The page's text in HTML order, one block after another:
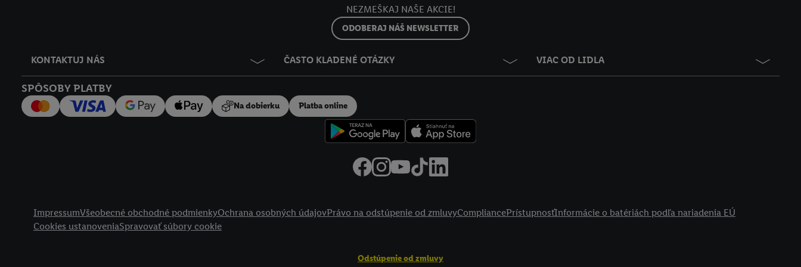
NEZMEŠKAJ NAŠE AKCIE!
ODOBERAJ NÁŠ NEWSLETTER
KONTAKTUJ NÁS ČASTO KLADENÉ OTÁZKY VIAC OD LIDLA
SPÔSOBY PLATBY
Na dobierku Platba online
ImpressumVšeobecné obchodné podmienkyOchrana osobných údajovPrávo na odstúpenie od zmluvyCompliancePrístupnosťInformácie o batériách podľa nariadenia EÚ
Cookies ustanoveniaSpravovať súbory cookie
Odstúpenie od zmluvy